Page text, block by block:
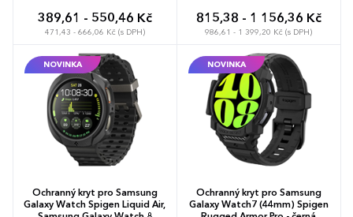
Zabraňuje poškrábání displeje mírným
přesahem okrajů a zachovává okamžitou
odezvu bočních tlačítek. Tenký profil
usnadňuje každodenní manipulaci v
náročných i běžných podmínkách.
Možnost brandingu: Produkt lze opatřit
potiskem dle vašich požadavků. Rádi vám
doporučíme nejvhodnější technologii
potisku s ohledem na design i váš
rozpočet.
389,61 - 550,46 Kč
471,43 - 666,06 Kč (s DPH)
moderní industriální vzhled a účinně
odolává otiskům prstů. Zvýšené okraje
rámečku chrání citlivý displej před
tlumí nárazy. Pružný TPU materiál v
kombinaci s precizním tvarováním
umožňuje plný přístup ke všem ovládacím
prvkům a senzorům bez omezení
funkčnosti. Možnost brandingu: Produkt
lze opatřit potiskem dle vašich požadavků.
Rádi vám doporučíme nejvhodnější
technologii potisku s ohledem na design i
váš rozpočet.
815,38 - 1 156,36 Kč
986,61 - 1 399,20 Kč (s DPH)
NOVINKA
Ochranný kryt pro Samsung
Galaxy Watch Spigen Liquid Air,
NOVINKA
Ochranný kryt pro Samsung
Galaxy Watch7 (44mm) Spigen